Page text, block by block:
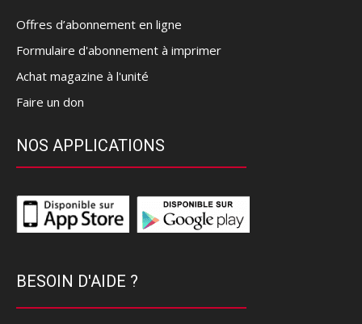
Offres d’abonnement en ligne
Formulaire d'abonnement à imprimer
Achat magazine à l'unité
Faire un don
NOS APPLICATIONS
BESOIN D'AIDE ?